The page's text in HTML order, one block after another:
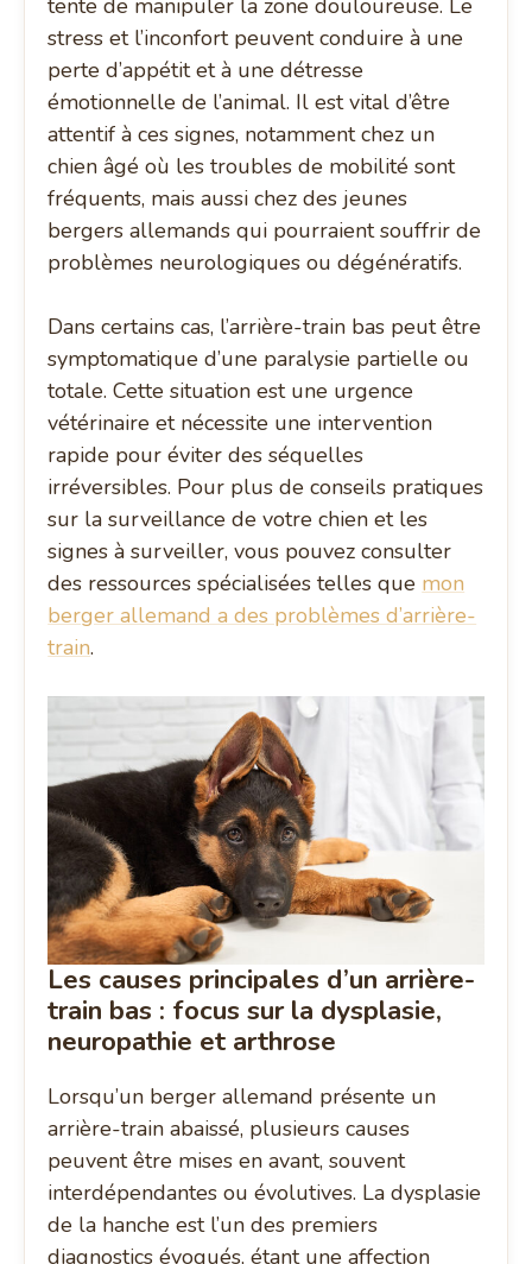
tente de manipuler la zone douloureuse. Le
stress et l’inconfort peuvent conduire à une
perte d’appétit et à une détresse
émotionnelle de l’animal. Il est vital d’être
attentif à ces signes, notamment chez un
chien âgé où les troubles de mobilité sont
fréquents, mais aussi chez des jeunes
bergers allemands qui pourraient souffrir de
problèmes neurologiques ou dégénératifs.
Dans certains cas, l’arrière-train bas peut être
symptomatique d’une paralysie partielle ou
totale. Cette situation est une urgence
vétérinaire et nécessite une intervention
rapide pour éviter des séquelles
irréversibles. Pour plus de conseils pratiques
sur la surveillance de votre chien et les
signes à surveiller, vous pouvez consulter
des ressources spécialisées telles que mon
berger allemand a des problèmes d’arrière-
train.
Les causes principales d’un arrière-
train bas : focus sur la dysplasie,
neuropathie et arthrose
Lorsqu’un berger allemand présente un
arrière-train abaissé, plusieurs causes
peuvent être mises en avant, souvent
interdépendantes ou évolutives. La dysplasie
de la hanche est l’un des premiers
diagnostics évoqués, étant une affection